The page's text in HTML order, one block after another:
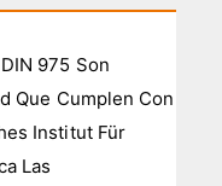
975 Son
Que Cumplen Con
Institut Für
Las